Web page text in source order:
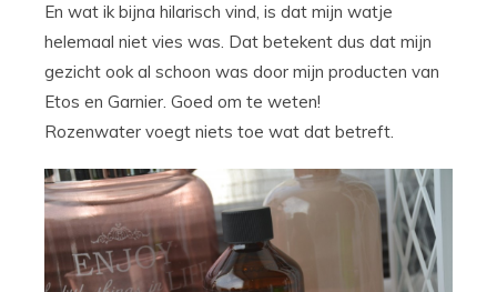
En wat ik bijna hilarisch vind, is dat mijn watje
helemaal niet vies was. Dat betekent dus dat mijn
gezicht ook al schoon was door mijn producten van
Etos en Garnier. Goed om te weten!
Rozenwater voegt niets toe wat dat betreft.